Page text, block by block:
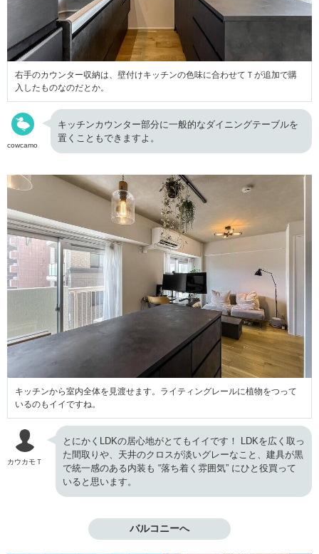
右手のカウンター収納は、壁付けキッチンの色味に合わせてＴが追加で購
入したものなのだとか。
cowcamo
キッチンカウンター部分に一般的なダイニングテーブルを
置くこともできますよ。
キッチンから室内全体を見渡せます。ライティングレールに植物をつって
いるのもイイですね。
カウカモＴ
とにかくLDKの居心地がとてもイイです！ LDKを広く取っ
た間取りや、天井のクロスが淡いグレーなこと、建具が黒
で統一感のある内装も “落ち着く雰囲気” にひと役買って
いると思います。
バルコニーへ